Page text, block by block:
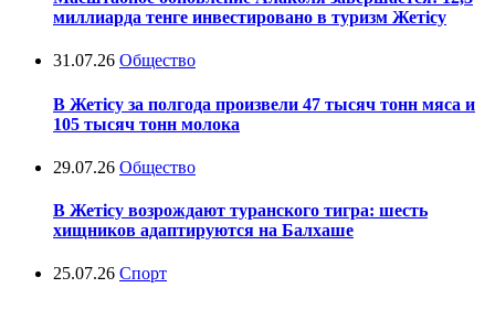
миллиарда тенге инвестировано в туризм Жетісу
31.07.26 Общество
В Жетісу за полгода произвели 47 тысяч тонн мяса и
105 тысяч тонн молока
29.07.26 Общество
В Жетісу возрождают туранского тигра: шесть
хищников адаптируются на Балхаше
25.07.26 Спорт